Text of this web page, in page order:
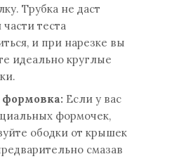
Трубка не даст
теста
и при нарезке вы
идеально круглые
формовка: Если у вас
формочек,
ободки от крышек
смазав